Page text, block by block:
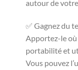
autour de
✅ Gagnez du
Apportez-le où
portabilité et
Vous pouvez